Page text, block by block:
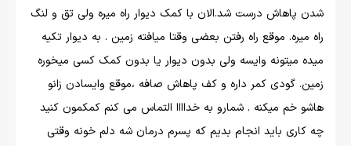
شدن پاهاش درست شد.الان با کمک دیوار راه میره ولی تق و لنگ
راه میره. موقع راه رفتن بعضی وقتا میافته زمین . به دیوار تکیه
میده میتونه وایسه ولی بدون دیوار یا بدون کمک کسی میخوره
زمین. گودی کمر داره و کف پاهاش صافه ،موقع وایسادن زانو
هاشو خم میکنه . شمارو به خداااا التماس می کنم کمکمون کنید
چه کاری باید انجام بدیم که پسرم درمان شه دلم خونه وقتی